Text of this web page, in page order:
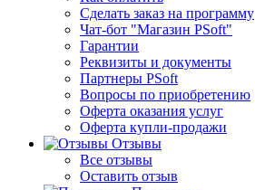
Сделать заказ на программу
Чат-бот "Магазин PSoft"
Гарантии
Реквизиты и документы
Партнеры PSoft
Вопросы по приобретению
Оферта оказания услуг
Оферта купли-продажи
Отзывы
Все отзывы
Оставить отзыв